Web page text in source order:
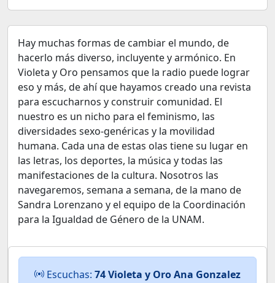
Hay muchas formas de cambiar el mundo, de
hacerlo más diverso, incluyente y armónico. En
Violeta y Oro pensamos que la radio puede lograr
eso y más, de ahí que hayamos creado una revista
para escucharnos y construir comunidad. El
nuestro es un nicho para el feminismo, las
diversidades sexo-genéricas y la movilidad
humana. Cada una de estas olas tiene su lugar en
las letras, los deportes, la música y todas las
manifestaciones de la cultura. Nosotros las
navegaremos, semana a semana, de la mano de
Sandra Lorenzano y el equipo de la Coordinación
para la Igualdad de Género de la UNAM.
Escuchas: 74 Violeta y Oro Ana Gonzalez